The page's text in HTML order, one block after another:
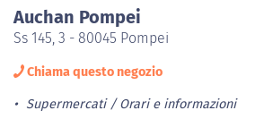
Auchan Pompei
Ss 145, 3 - 80045 Pompei
Chiama questo negozio
Supermercati Orari e informazioni